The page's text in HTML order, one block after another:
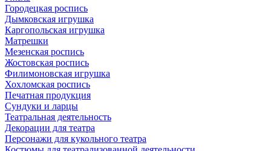
Городецкая роспись
Дымковская игрушка
Каргопольская игрушка
Матрешки
Мезенская роспись
Жостовская роспись
Филимоновская игрушка
Хохломская роспись
Печатная продукция
Сундуки и ларцы
Театральная деятельность
Декорации для театра
Персонажи для кукольного театра